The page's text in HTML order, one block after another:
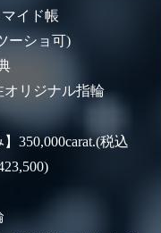
マイド帳
ーショ可)
オリジナル指輪
350,000carat.(税込